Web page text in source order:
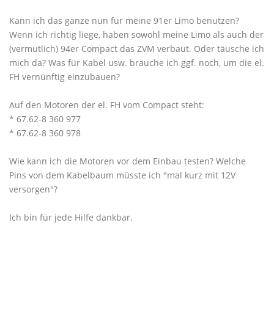
Kann ich das ganze nun für meine 91er Limo benutzen?
Wenn ich richtig liege, haben sowohl meine Limo als auch der
(vermutlich) 94er Compact das ZVM verbaut. Oder täusche ich
mich da? Was für Kabel usw. brauche ich ggf. noch, um die el.
FH vernünftig einzubauen?
Auf den Motoren der el. FH vom Compact steht:
* 67.62-8 360 977
* 67.62-8 360 978
Wie kann ich die Motoren vor dem Einbau testen? Welche
Pins von dem Kabelbaum müsste ich "mal kurz mit 12V
versorgen"?
Ich bin für jede Hilfe dankbar.